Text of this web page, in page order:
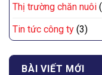
Thị trường chăn nuôi
Tin tức công ty (3)
BÀI VIẾT MỚI